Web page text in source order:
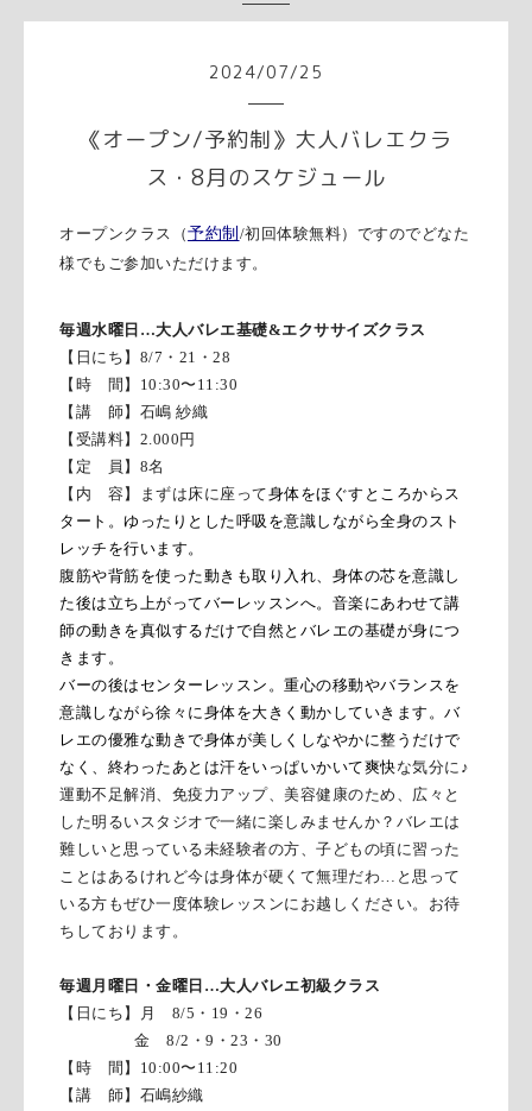
2024/07/25
《オープン/予約制》大人バレエクラ
ス・8月のスケジュール
オープンクラス（予約制 /初回体験無料）ですのでどなた
様でもご参加いただけます。
毎週水曜日…大人バレエ基礎&エクササイズクラス
【日にち】8/7・21・28
【時 間】 10:30〜 11:30
【講 師】石嶋 紗織
【受講料】 2.000円
【定 員】8名
【内 容】
まずは床に座って身体をほぐすところからス
タート。ゆったりとした呼吸を意識しながら全身のスト
レッチを行います。
腹筋や背筋を使った動きも取り入れ、身体の芯を意識し
た後は立ち上がってバーレッスンへ。音楽にあわせて講
師の動きを真似するだけで自然とバレエの基礎が身につ
きます。
バーの後はセンターレッスン。重心の移動やバランスを
意識しながら徐々に身体を大きく動かしていきます。バ
レエの優雅な動きで身体が美しくしなやかに整うだけで
なく、終わったあとは汗をいっぱいかいて爽快な気分に♪
運動不足解消、免疫力アップ、美容健康のため、広々と
した明るいスタジオで一緒に楽しみませんか？バレエは
難しいと思っている未経験者の方、子どもの頃に習った
ことはあるけれど今は身体が硬くて無理だわ…と思って
いる方もぜひ一度体験レッスンにお越しください。お待
ちしております。
毎週月曜日・金曜日…大人バレエ初級クラス
【日にち】月 8/5・19・26
金 8/2・9・23・30
【時 間】 10:00〜 11:20
【講 師】石嶋紗織